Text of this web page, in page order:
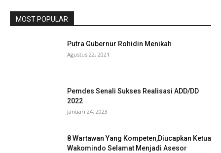
MOST POPULAR
Putra Gubernur Rohidin Menikah
Agustus 22, 2021
Pemdes Senali Sukses Realisasi ADD/DD
2022
Januari 24, 2023
8 Wartawan Yang Kompeten,Diucapkan Ketua
Wakomindo Selamat Menjadi Asesor